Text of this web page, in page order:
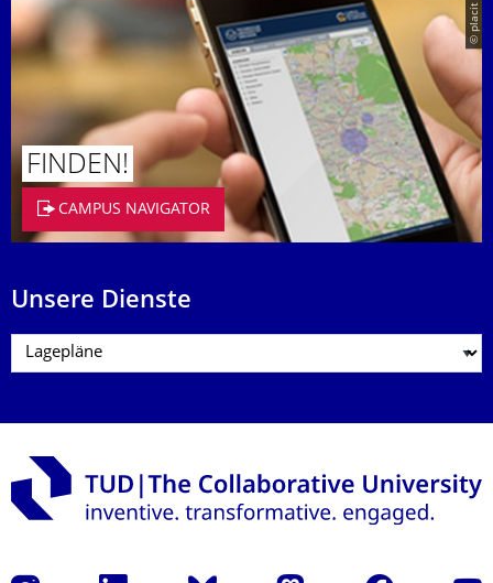
© placit
FINDEN!
CAMPUS NAVIGATOR
Unsere Dienste